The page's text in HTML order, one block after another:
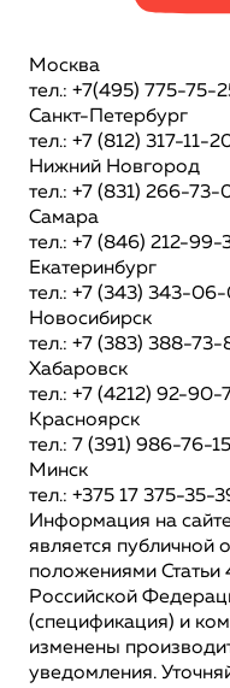
Москва
тел.: +7(495) 775-75-
Санкт-Петербург
тел.: +7 (812) 317-11-
Нижний Новгород
тел.: +7 (831) 266-73-
Самара
тел.: +7 (846) 212-99-
Екатеринбург
тел.: +7 (343) 343-
Новосибирск
тел.: +7 (383) 388-73-
Хабаровск
тел.: +7 (4212) 92-90-
Красноярск
тел.: 7 (391) 986-76-15
Минск
тел.: +375 17 375-35-
Информация на
является публичной
положениями Статьи
Российской
(спецификация) и
изменены
уведомления.